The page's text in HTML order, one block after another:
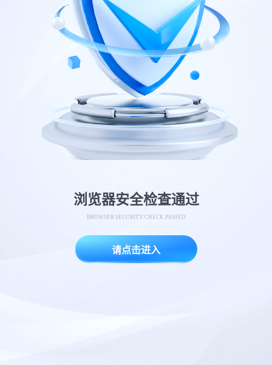
浏览器安全检查通过
BROWSER SECURITY CHECK PASSED
请点击进入